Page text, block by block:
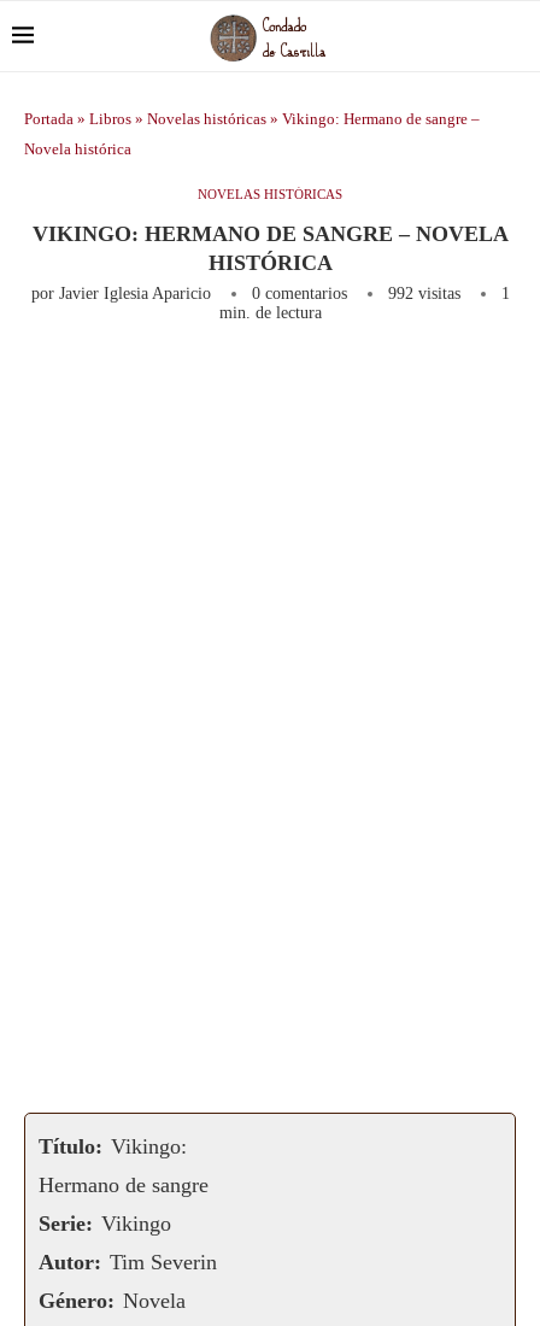
Portada » Libros » Novelas históricas » Vikingo: Hermano de sangre –
Novela histórica
NOVELAS HISTÓRICAS
VIKINGO: HERMANO DE SANGRE – NOVELA
HISTÓRICA
por Javier Iglesia Aparicio 0 comentarios 992visitas
1
min. de lectura
Título: Vikingo:
Hermano de sangre
Serie: Vikingo
Autor: Tim Severin
Género: Novela